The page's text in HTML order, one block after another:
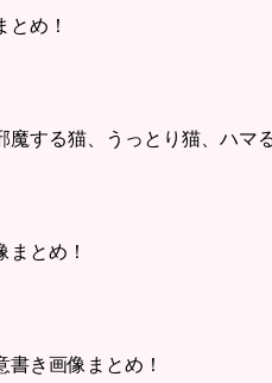
め！
する猫、うっとり猫、ハマ
とめ！
き画像まとめ！